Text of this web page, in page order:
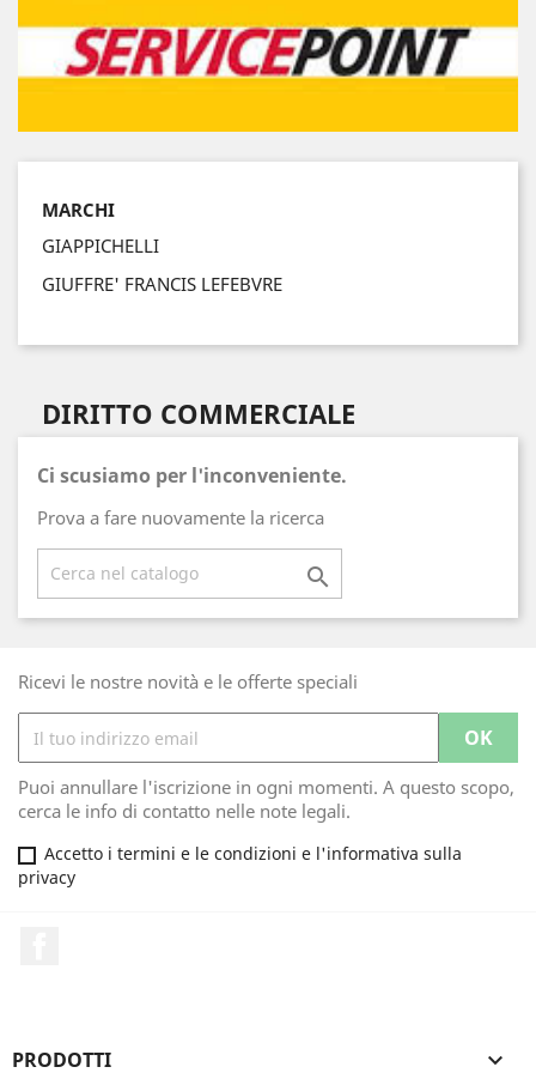
MARCHI
GIAPPICHELLI
GIUFFRE' FRANCIS LEFEBVRE
DIRITTO COMMERCIALE
Ci scusiamo per l'inconveniente.
Prova a fare nuovamente la ricerca

Ricevi le nostre novità e le offerte speciali
Puoi annullare l'iscrizione in ogni momenti. A questo scopo,
cerca le info di contatto nelle note legali.
Accetto i termini e le condizioni e l'informativa sulla
privacy
PRODOTTI 